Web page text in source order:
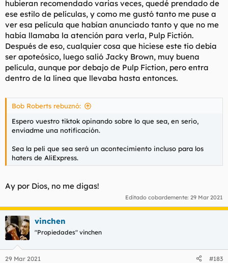
hubieran recomendado varias veces, quedé prendado de
ese estilo de películas, y como me gustó tanto me puse a
ver esa película que habían anunciado tanto y que no me
había llamaba la atención para verla, Pulp Fictión.
Después de eso, cualquier cosa que hiciese este tío debía
ser apoteósico, luego salió Jacky Brown, muy buena
película, aunque por debajo de Pulp Fiction, pero entra
dentro de la línea que llevaba hasta entonces.
Bob Roberts rebuznó:
Espero vuestro tiktok opinando sobre lo que sea, en serio,
enviadme una notificación.
Sea la peli que sea será un acontecimiento incluso para los
haters de AliExpress.
Ay por Dios, no me digas!
Editado cobardemente: 29 Mar 2021
vinchen
"Propiedades" vinchen
29 Mar 2021 #183